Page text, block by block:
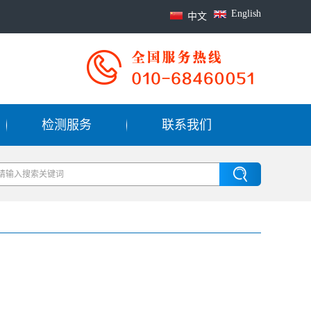
English
中文
检测服务 联系我们